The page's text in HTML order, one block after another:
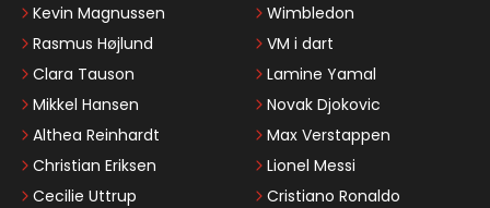
Kevin Magnussen
Rasmus Højlund
Clara Tauson
Mikkel Hansen
Althea Reinhardt
Christian Eriksen
Cecilie Uttrup
Wimbledon
VM i dart
Lamine Yamal
Novak Djokovic
Max Verstappen
Lionel Messi
Cristiano Ronaldo